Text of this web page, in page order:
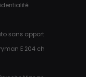
sans apport
E 204 ch